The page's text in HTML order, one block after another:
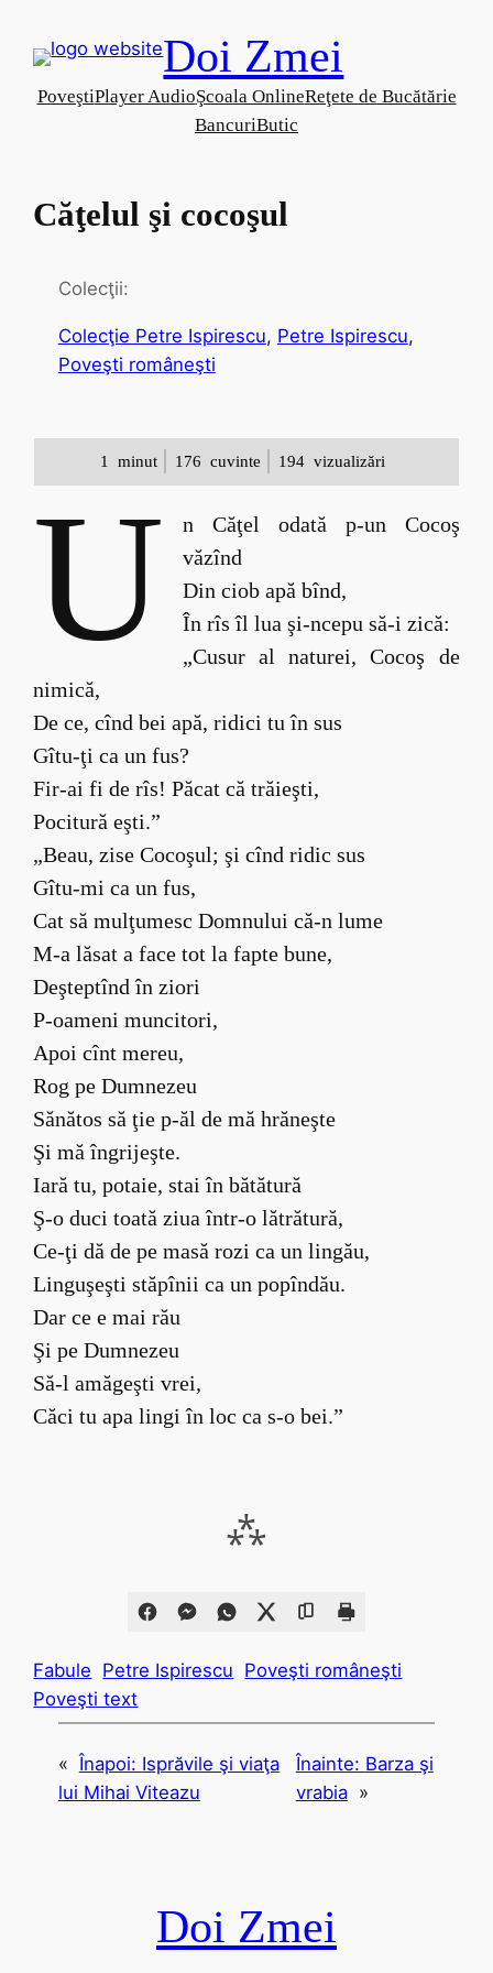
Doi Zmei
PoveştiPlayer AudioŞcoala OnlineReţete de Bucătărie
BancuriButic
Căţelul şi cocoşul
Colecţii:
Colecţie Petre Ispirescu, Petre Ispirescu
Poveşti româneşti
1 minut 176 cuvinte 194 vizualizări
U
n Căţel odată p-un Cocoş
văzînd
Din ciob apă bînd,
În rîs îl lua şi-ncepu să-i zică:
„Cusur al naturei, Cocoş de
nimică,
De ce, cînd bei apă, ridici tu în sus
Gîtu-ţi ca un fus?
Fir-ai fi de rîs! Păcat că trăieşti,
Pocitură eşti.”
„Beau, zise Cocoşul; şi cînd ridic sus
Gîtu-mi ca un fus,
Cat să mulţumesc Domnului că-n lume
M-a lăsat a face tot la fapte bune,
Deşteptînd în ziori
P-oameni muncitori,
Apoi cînt mereu,
Rog pe Dumnezeu
Sănătos să ţie p-ăl de mă hrăneşte
Şi mă îngrijeşte.
Iară tu, potaie, stai în bătătură
Ş-o duci toată ziua într-o lătrătură,
Ce-ţi dă de pe masă rozi ca un lingău,
Linguşeşti stăpînii ca un popîndău.
Dar ce e mai rău
Şi pe Dumnezeu
Să-l amăgeşti vrei,
Căci tu apa lingi în loc ca s-o bei.”
⁂
Fabule Petre Ispirescu Poveşti româneşti
Poveşti text
« Înapoi: Isprăvile şi viaţa
lui Mihai Viteazu
Înainte: Barza şi
vrabia »
Doi Zmei